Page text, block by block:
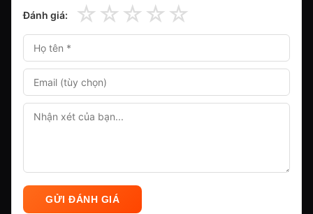
Đánh giá: ☆ ☆ ☆ ☆ ☆
GỬI ĐÁNH GIÁ